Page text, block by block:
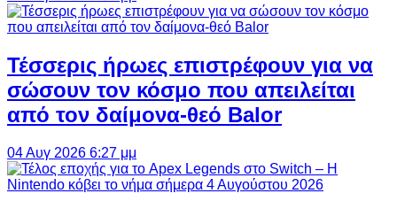
Τέσσερις ήρωες επιστρέφουν για να
σώσουν τον κόσμο που απειλείται
από τον δαίμονα-θεό Balor
04 Αυγ 2026 6:27 μμ